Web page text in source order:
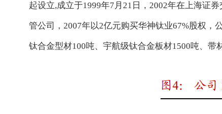
起设立,成立于1999年7月21日，2002年在上海证
管公司，2007年以2亿元购买华神钛业67%股权，
钛合金型材100吨、宇航级钛合金板材1500吨、带